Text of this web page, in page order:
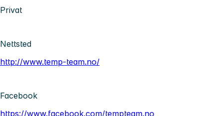
Privat
Nettsted
http://www.temp-team.no/
Facebook
https://www.facebook.com/tempteam.no